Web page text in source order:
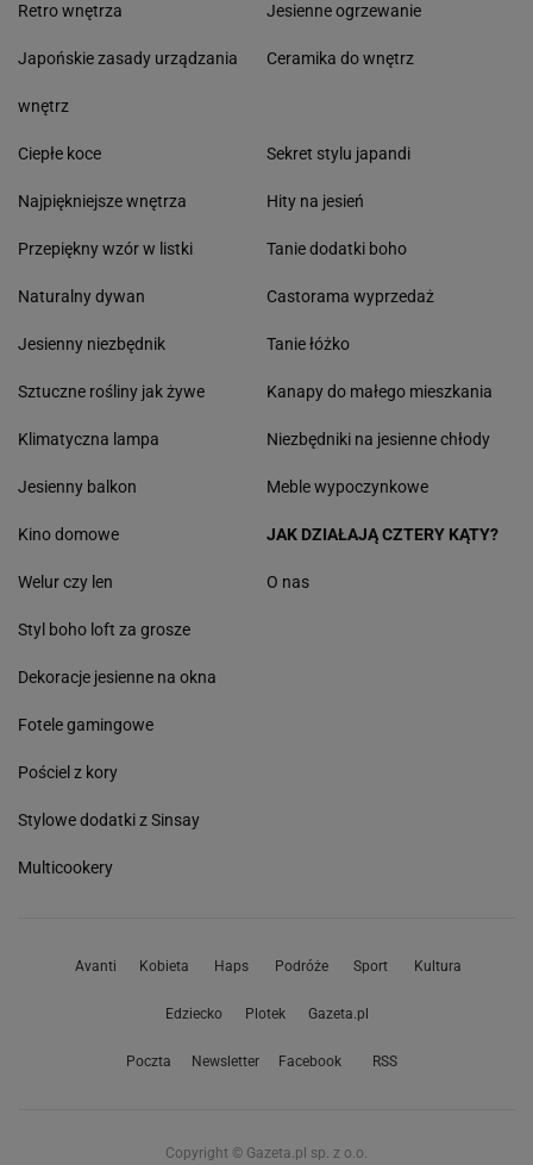
Retro wnętrza
Japońskie zasady urządzania
wnętrz
Jesienne ogrzewanie
Ceramika do wnętrz
Ciepłe koce
Najpiękniejsze wnętrza
Przepiękny wzór w listki
Naturalny dywan
Jesienny niezbędnik
Sztuczne rośliny jak żywe
Klimatyczna lampa
Jesienny balkon
Sekret stylu japandi
Hity na jesień
Tanie dodatki boho
Castorama wyprzedaż
Tanie łóżko
Kanapy do małego mieszkania
Niezbędniki na jesienne chłody
Meble wypoczynkowe
Kino domowe
Welur czy len
Styl boho loft za grosze
Dekoracje jesienne na okna
Fotele gamingowe
Pościel z kory
Stylowe dodatki z Sinsay
Multicookery
JAK DZIAŁAJĄ CZTERY KĄTY?
O nas
Avanti Kobieta Haps Podróże Sport Kultura
Edziecko Plotek Gazeta.pl
Poczta Newsletter Facebook RSS
Copyright © Gazeta.pl sp. z o.o.